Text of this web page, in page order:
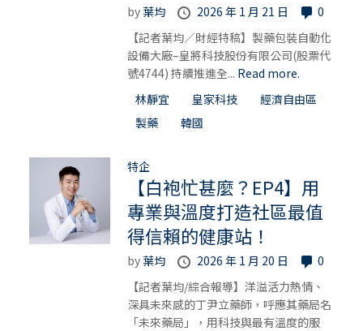
by葉均 2026 年 1 月 21 日
0
【記者葉均／財經特稿】製藥包裝自動化
設備大廠–皇將科技股份有限公司(股票代
號4744) 持續推進全... Read more.
林靜宜
皇家科技
經濟自由區
製藥
韓國
特企
【白袍忙甚麼？EP4】用
專業與溫度打造社區最值
得信賴的健康站！
by葉均 2026 年 1 月 20 日
0
【記者葉均/綜合報導】洋溢活力熱情、
深具未來感的丁尹立藥師，呼應其藥局名
「未來藥局」，用科技與最有溫度的服